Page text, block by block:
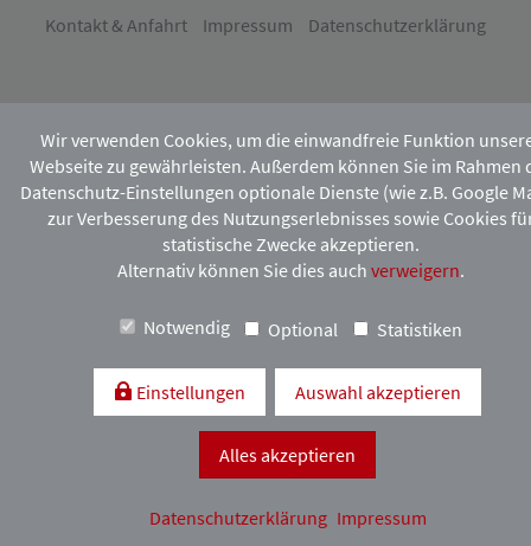
Kontakt & Anfahrt Impressum Datenschutzerklärung
Wir verwenden Cookies, um die einwandfreie Funktion
Webseite zu gewährleisten. Außerdem können Sie im Rahmen
Datenschutz-Einstellungen optionale Dienste (wie z.B. Google
zur Verbesserung des Nutzungserlebnisses sowie Cookies
statistische Zwecke akzeptieren.
Alternativ können Sie dies auch verweigern.
Notwendig Optional Statistiken
Einstellungen Auswahl akzeptieren
Alles akzeptieren
Datenschutzerklärung Impressum